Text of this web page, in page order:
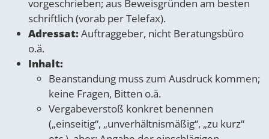
vorgeschrieben; aus Beweisgründen am besten
schriftlich (vorab per Telefax).
Adressat:Auftraggeber, nicht Beratungsbüro
o.ä.
Inhalt:
Beanstandung muss zum Ausdruck kommen;
keine Fragen, Bitten o.ä.
Vergabeverstoß konkret benennen
(„einseitig“, „unverhältnismäßig“, „zu kurz“